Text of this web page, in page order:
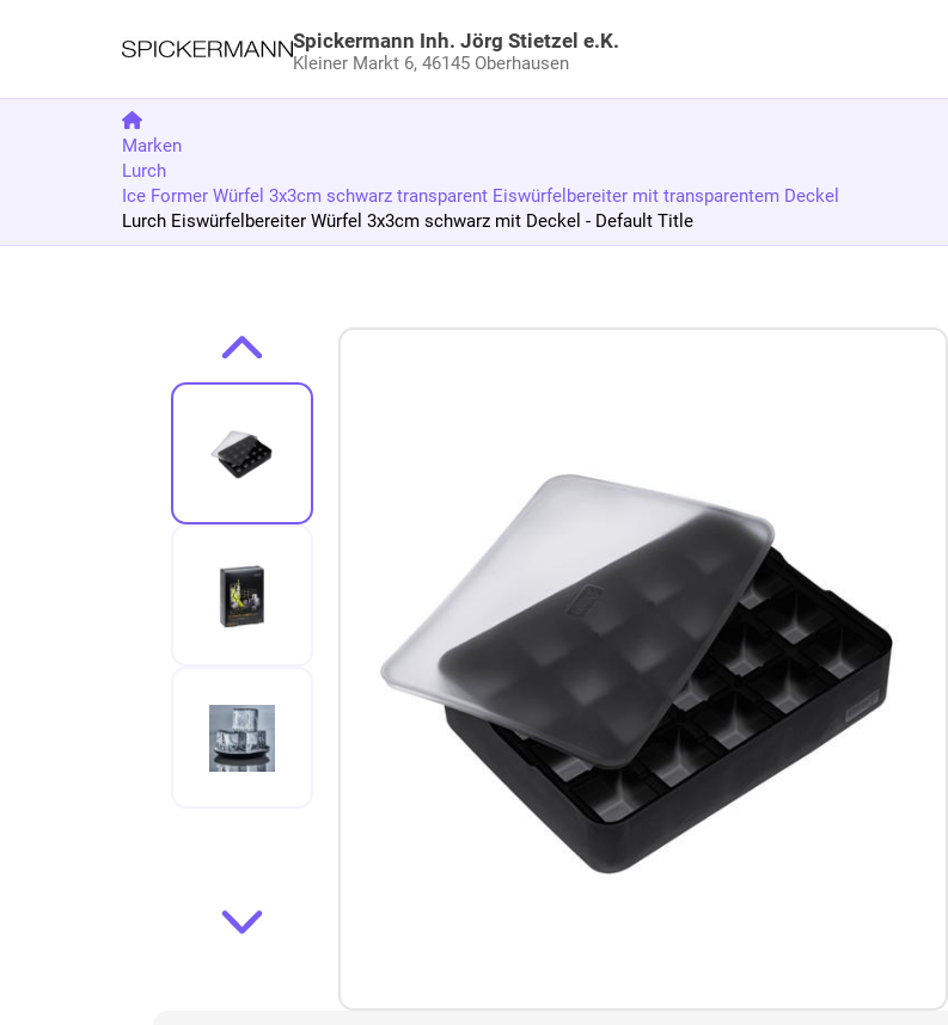
Spickermann Inh. Jörg Stietzel e.K.
Kleiner Markt 6, 46145 Oberhausen
Marken
Lurch
Ice Former Würfel 3x3cm schwarz transparent Eiswürfelbereiter mit transparentem Deckel
Lurch Eiswürfelbereiter Würfel 3x3cm schwarz mit Deckel - Default Title
Zur Produktbeschreibung springen